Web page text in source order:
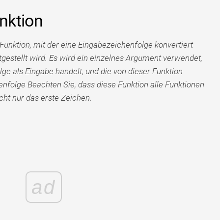
mit der eine Eingabezeichenfolge konvertiert
wird. Es wird ein einzelnes Argument verwendet,
als Eingabe handelt, und die von dieser Funktion
Beachten Sie, dass diese Funktion alle Funktionen
nur das erste Zeichen.
ad